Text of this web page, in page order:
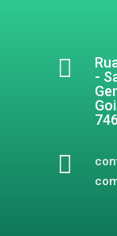

-
